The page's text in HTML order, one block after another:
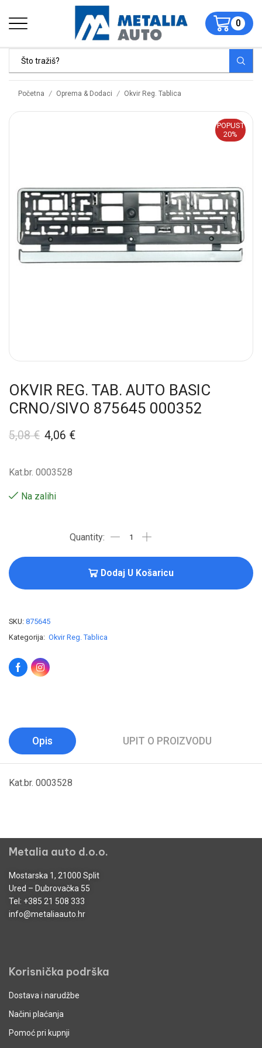
0
Početna / Oprema & Dodaci / Okvir Reg. Tablica
POPUST
20%
OKVIR REG. TAB. AUTO BASIC
CRNO/SIVO 875645 000352
5,08€ 4,06 €
Kat.br. 0003528
Na zalihi
Dodaj U Košaricu
SKU: 875645
Kategorija: Okvir Reg. Tablica
Opis UPIT O PROIZVODU
Kat.br. 0003528
Metalia auto d.o.o.
Mostarska 1, 21000 Split
Ured – Dubrovačka 55
Tel: +385 21 508 333
info@metaliaauto.hr
Korisnička podrška
Dostava i narudžbe
Načini plaćanja
Pomoć pri kupnji